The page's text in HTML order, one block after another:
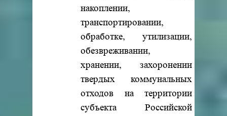
накоплении,
транспортировании,
обработке, утилизации,
обезвреживании,
хранении, захоронении
твердых коммунальных
отходов на территории
субъекта Российской